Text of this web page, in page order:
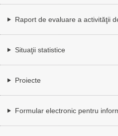
Raport de evaluare a activităţii
Situaţii statistice
Proiecte
Formular electronic pentru